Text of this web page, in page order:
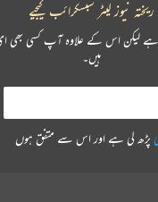
ریختہ نیوز لیٹر سبسکرائب کیجیے
ہے لیکن اس کے علاوہ آپ کسی بھی
ہیں۔
پڑھ لی ہے اور اس سے متفق ہوں